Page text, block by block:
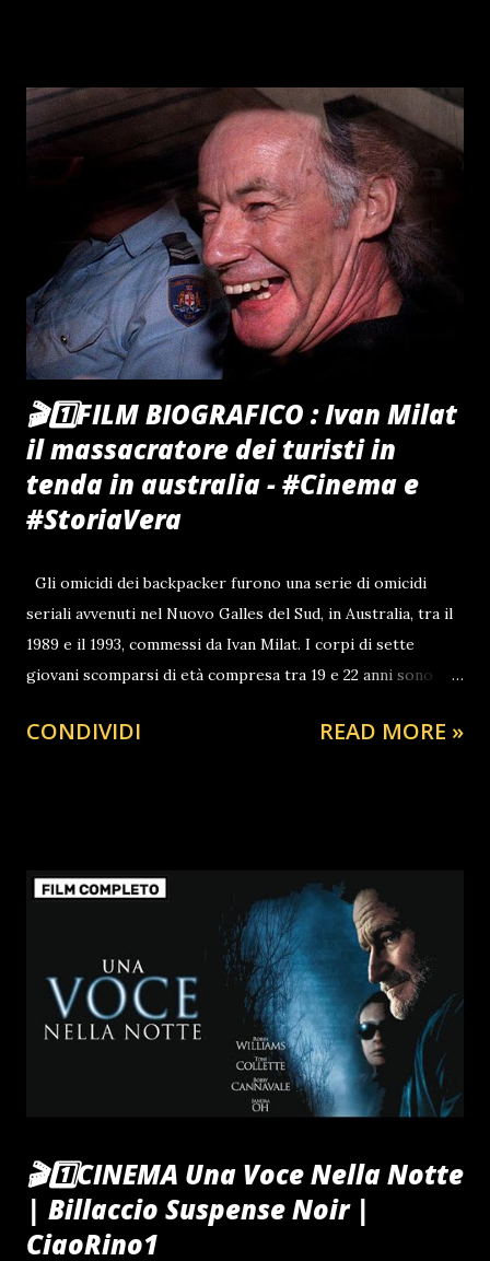
🎬1️⃣FILM BIOGRAFICO : Ivan Milat
il massacratore dei turisti in
tenda in australia - #Cinema e
#StoriaVera
Gli omicidi dei backpacker furono una serie di omicidi
seriali avvenuti nel Nuovo Galles del Sud, in Australia, tra il
1989 e il 1993, commessi da Ivan Milat. I corpi di sette
giovani scomparsi di età compresa tra 19 e 22 anni sono
Forest, a 15 chilometri (9,3 miglia) a sud-ovest della città di
stato condannato a sette ergastoli consecutivi, oltre a 18
anni senza condizionale. È morto in carcere il 27 ottobre
2019, senza aver mai confessato gli omicidi per i quali era
stato condannato. Belanglo State Forest Fino alla metà
degli anni 1990, l'autostop in Australia era visto come un
mezzo di viaggio avventuroso e poco costoso, se non
completamente sicuro. Tuttavia, cas...
CONDIVIDI READ MORE »
🎬1️⃣CINEMA Una Voce Nella Notte
| Billaccio Suspense Noir |
CiaoRino1